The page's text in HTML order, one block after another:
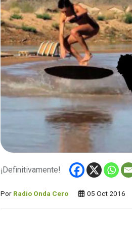
¡Definitivamente!
Por Radio Onda Cero 05 Oct 2016